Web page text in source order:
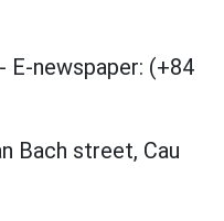
- E-newspaper: (+84
Bach street, Cau